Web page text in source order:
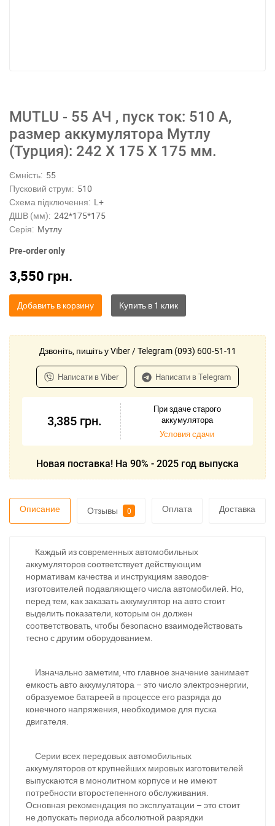
MUTLU - 55 АЧ , пуск ток: 510 А,
размер аккумулятора Мутлу
(Турция): 242 Х 175 Х 175 мм.
Ємність: 55
Пусковий струм: 510
Схема підключення: L+
ДШВ (мм): 242*175*175
Серія: Мутлу
Pre-order only
3,550 грн.
Добавить в корзину
Дзвоніть, пишіть у Viber / Telegram (093) 600-51-11
Написати в Viber Написати в Telegram
3,385 грн.
При здаче старого
аккумулятора
Условия сдачи
Новая поставка! На 90% - 2025 год выпуска
Описание Отзывы 0 Оплата Доставка
Каждый из современных автомобильных
аккумуляторов соответствует действующим
нормативам качества и инструкциям заводов-
изготовителей подавляющего числа автомобилей. Но,
перед тем, как заказать аккумулятор на авто стоит
выделить показатели, которым он должен
соответствовать, чтобы безопасно взаимодействовать
тесно с другим оборудованием.
Изначально заметим, что главное значение занимает
емкость авто аккумулятора – это число электроэнергии,
образуемое батареей в процессе его разряда до
конечного напряжения, необходимое для пуска
двигателя.
Серии всех передовых автомобильных
аккумуляторов от крупнейших мировых изготовителей
выпускаются в монолитном корпусе и не имеют
потребности второстепенного обслуживания.
Основная рекомендация по эксплуатации – это стоит
не допускать периода абсолютной разрядки